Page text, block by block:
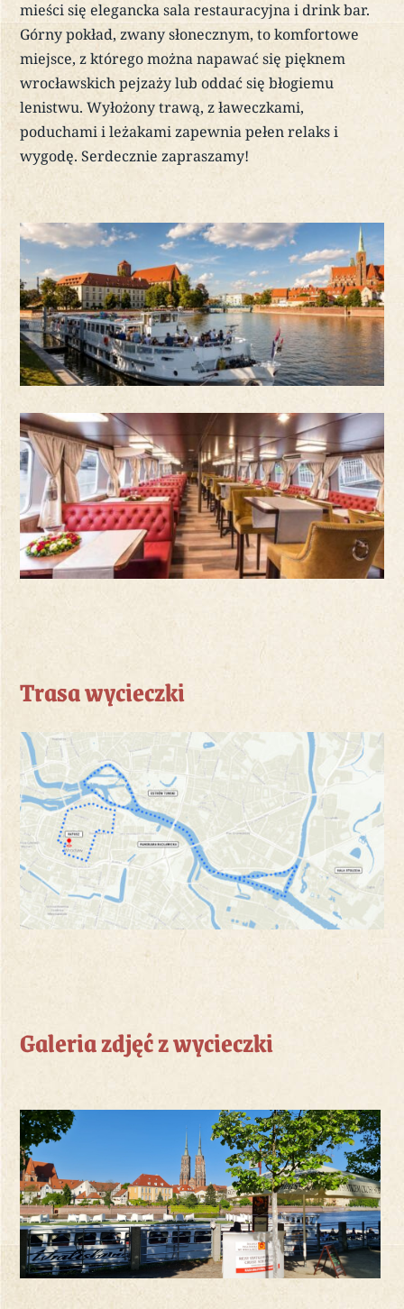
mieści się elegancka sala restauracyjna i drink bar.
Górny pokład, zwany słonecznym, to komfortowe
miejsce, z którego można napawać się pięknem
wrocławskich pejzaży lub oddać się błogiemu
lenistwu. Wyłożony trawą, z ławeczkami,
poduchami i leżakami zapewnia pełen relaks i
wygodę. Serdecznie zapraszamy!
Trasa wycieczki
Galeria zdjęć z wycieczki